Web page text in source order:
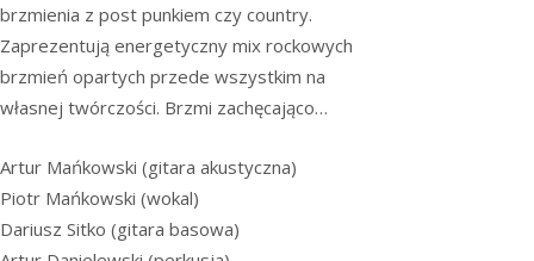
brzmienia z post punkiem czy country.
Zaprezentują energetyczny mix rockowych
brzmień opartych przede wszystkim na
własnej twórczości. Brzmi zachęcająco…
Artur Mańkowski (gitara akustyczna)
Piotr Mańkowski (wokal)
Dariusz Sitko (gitara basowa)